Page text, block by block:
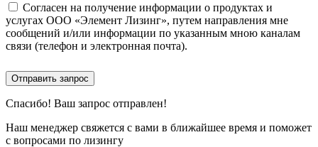
Согласен на получение информации о продуктах и
услугах ООО «Элемент Лизинг», путем направления мне
сообщений и/или информации по указанным мною каналам
связи (телефон и электронная почта).
Отправить запрос
Спасибо! Ваш запрос отправлен!
Наш менеджер свяжется с вами в ближайшее время и поможет
с вопросами по лизингу